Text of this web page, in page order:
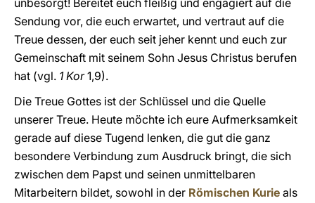
unbesorgt! Bereitet euch fleißig und engagiert auf die
Sendung vor, die euch erwartet, und vertraut auf die
Treue dessen, der euch seit jeher kennt und euch zur
Gemeinschaft mit seinem Sohn Jesus Christus berufen
hat (vgl. 1 Kor1,9).
Die Treue Gottes ist der Schlüssel und die Quelle
unserer Treue. Heute möchte ich eure Aufmerksamkeit
gerade auf diese Tugend lenken, die gut die ganz
besondere Verbindung zum Ausdruck bringt, die sich
zwischen dem Papst und seinen unmittelbaren
Mitarbeitern bildet, sowohl in der Römischen Kurie als